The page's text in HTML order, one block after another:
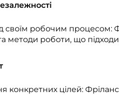
своїм робочим процесом:
методи роботи, що
конкретних цілей: